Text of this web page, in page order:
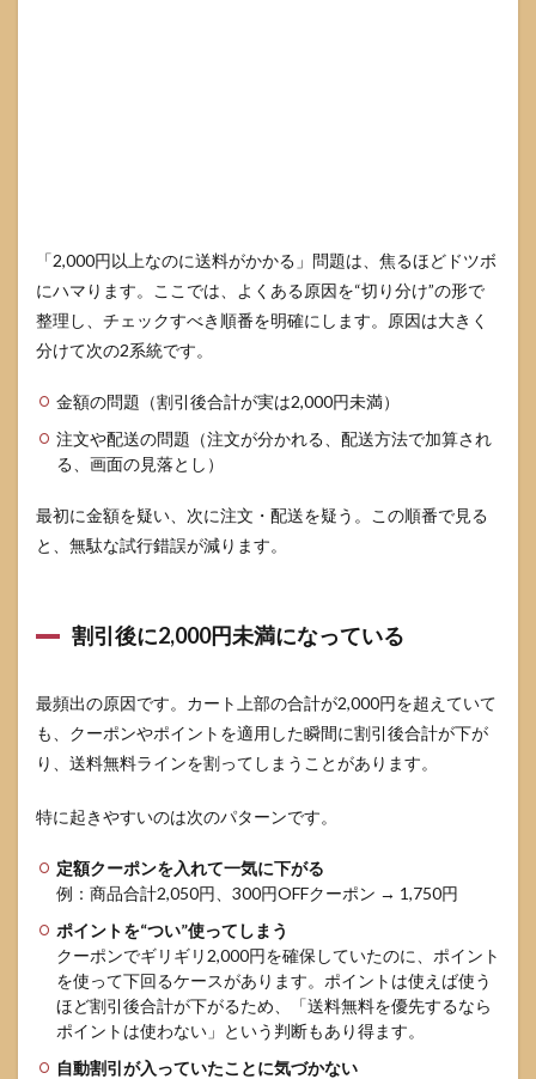
「2,000円以上なのに送料がかかる」問題は、焦るほどドツボ
にハマります。ここでは、よくある原因を“切り分け”の形で
整理し、チェックすべき順番を明確にします。原因は大きく
分けて次の2系統です。
金額の問題（割引後合計が実は2,000円未満）
注文や配送の問題（注文が分かれる、配送方法で加算され
る、画面の見落とし）
最初に金額を疑い、次に注文・配送を疑う。この順番で見る
と、無駄な試行錯誤が減ります。
割引後に2,000円未満になっている
最頻出の原因です。カート上部の合計が2,000円を超えていて
も、クーポンやポイントを適用した瞬間に割引後合計が下が
り、送料無料ラインを割ってしまうことがあります。
特に起きやすいのは次のパターンです。
定額クーポンを入れて一気に下がる
例：商品合計2,050円、300円OFFクーポン → 1,750円
ポイントを“つい”使ってしまう
クーポンでギリギリ2,000円を確保していたのに、ポイント
を使って下回るケースがあります。ポイントは使えば使う
ほど割引後合計が下がるため、「送料無料を優先するなら
ポイントは使わない」という判断もあり得ます。
自動割引が入っていたことに気づかない